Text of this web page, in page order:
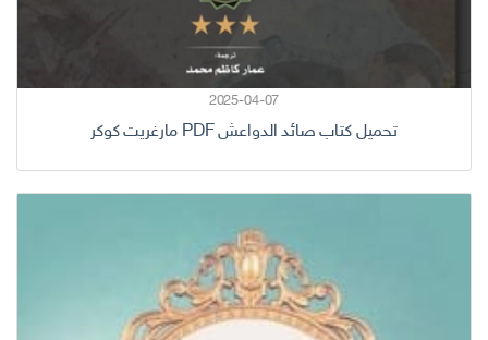
2025-04-07
تحميل كتاب صائد الدواعش PDF مارغريت كوكر